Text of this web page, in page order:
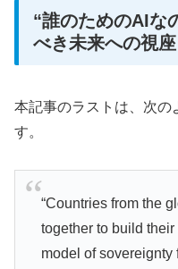
“誰のためのAI
べき未来への視座
本記事のラストは、次の
す。
“Countries from the
together to build
model of sovereignty